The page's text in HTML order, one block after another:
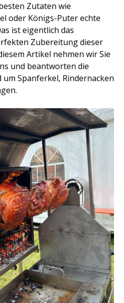
Zutaten wie
oder Königs-Puter echte
ist eigentlich das
Zubereitung dieser
Artikel nehmen wir Sie
und beantworten die
Spanferkel, Rindernacken